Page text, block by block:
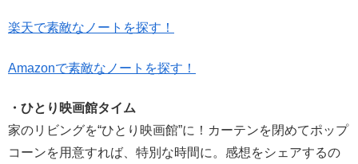
楽天で素敵なノートを探す！
Amazonで素敵なノートを探す！
・ひとり映画館タイム
家のリビングを“ひとり映画館”に！カーテンを閉めてポップ
コーンを用意すれば、特別な時間に。感想をシェアするの